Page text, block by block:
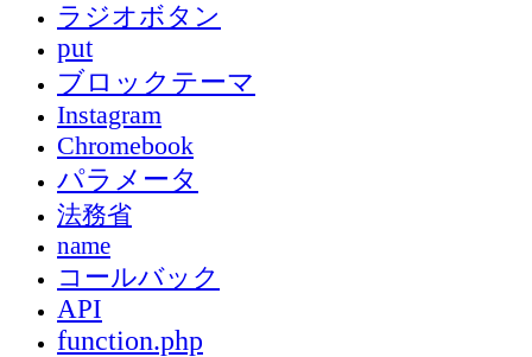
ラジオボタン
put
ブロックテーマ
Instagram
Chromebook
パラメータ
法務省
name
コールバック
API
function.php